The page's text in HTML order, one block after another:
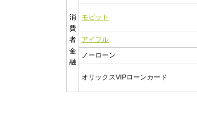
消
費
者
金
融
モビット
アイフル
ノーローン
オリックスVIPローンカード